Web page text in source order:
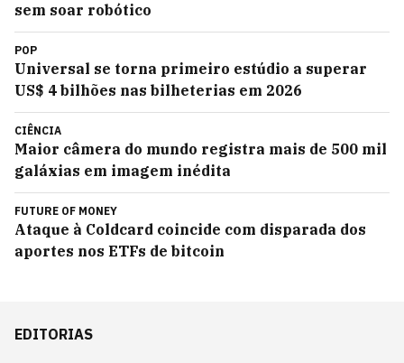
sem soar robótico
POP
Universal se torna primeiro estúdio a superar
US$ 4 bilhões nas bilheterias em 2026
CIÊNCIA
Maior câmera do mundo registra mais de 500 mil
galáxias em imagem inédita
FUTURE OF MONEY
Ataque à Coldcard coincide com disparada dos
aportes nos ETFs de bitcoin
EDITORIAS